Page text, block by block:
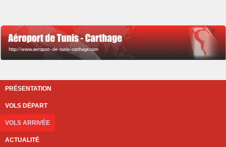
PRÉSENTATION
VOLS DÉPART
VOLS ARRIVÉE
ACTUALITÉ